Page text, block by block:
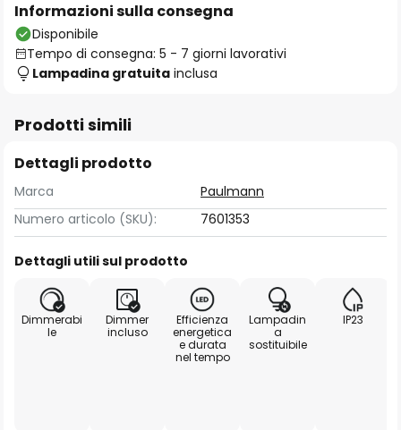
Informazioni sulla consegna
Disponibile
Tempo di consegna: 5 - 7 giorni lavorativi
Lampadina gratuita inclusa
Prodotti simili
Dettagli prodotto
Marca
Paulmann
Numero articolo (SKU):
7601353
Dettagli utili sul prodotto
Dimmerabi
le
Dimmer
incluso
Efficienza
energetica
e durata
nel tempo
Lampadin
a
sostituibile
IP23